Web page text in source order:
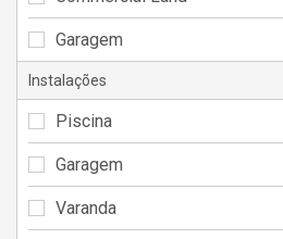
Garagem
Instalações
Piscina
Garagem
Varanda